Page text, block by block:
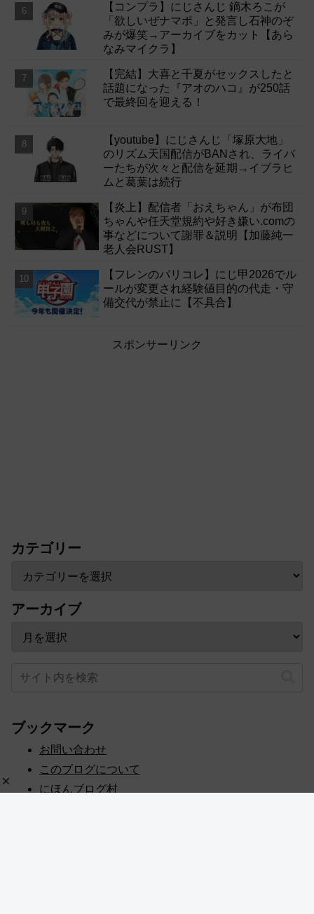
【コンプラ】にじさんじ 鏑木ろこが
「欲しいぜナマポ」と発言し石神のぞ
みが爆笑→アーカイブをカット【あら
なみマイクラ】
【完結】大喜と千夏がセックスしたと
話題になった『アオのハコ』が250話
で最終回を迎える！
【youtube】にじさんじ「塚原大地」
のリズム天国配信がBANされ、ライバ
ーたちが次々と配信を延期→イブラヒ
ムと葛葉は続行
【炎上】配信者「おえちゃん」が布団
ちゃんや任天堂規約や好き嫌い.comの
事などについて謝罪＆説明【加藤純一
老人会RUST】
【フレンのパリコレ】にじ甲2026でル
ールが変更され経験値目的の代走・守
備交代が禁止に【不具合】
スポンサーリンク
カテゴリー
アーカイブ
ブックマーク
お問い合わせ
このブログについて
にほんブログ村